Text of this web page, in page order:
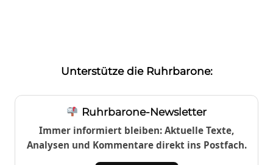
Unterstütze die Ruhrbarone:
Ruhrbarone-Newsletter
Immer informiert bleiben: Aktuelle Texte,
Analysen und Kommentare direkt ins Postfach.